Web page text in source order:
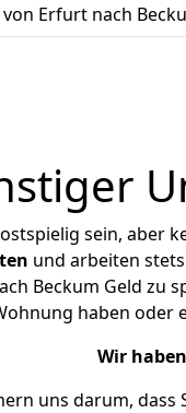
Erfurt nach
sein, aber
und arbeiten
Beckum Geld zu
haben oder
Wir
uns darum,